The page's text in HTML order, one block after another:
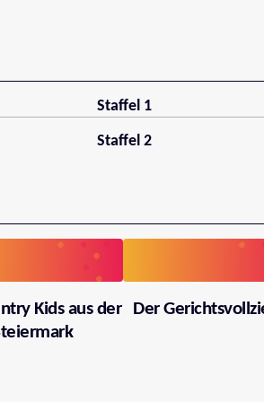
Staffel 1
Staffel 2
Kids aus der
Der